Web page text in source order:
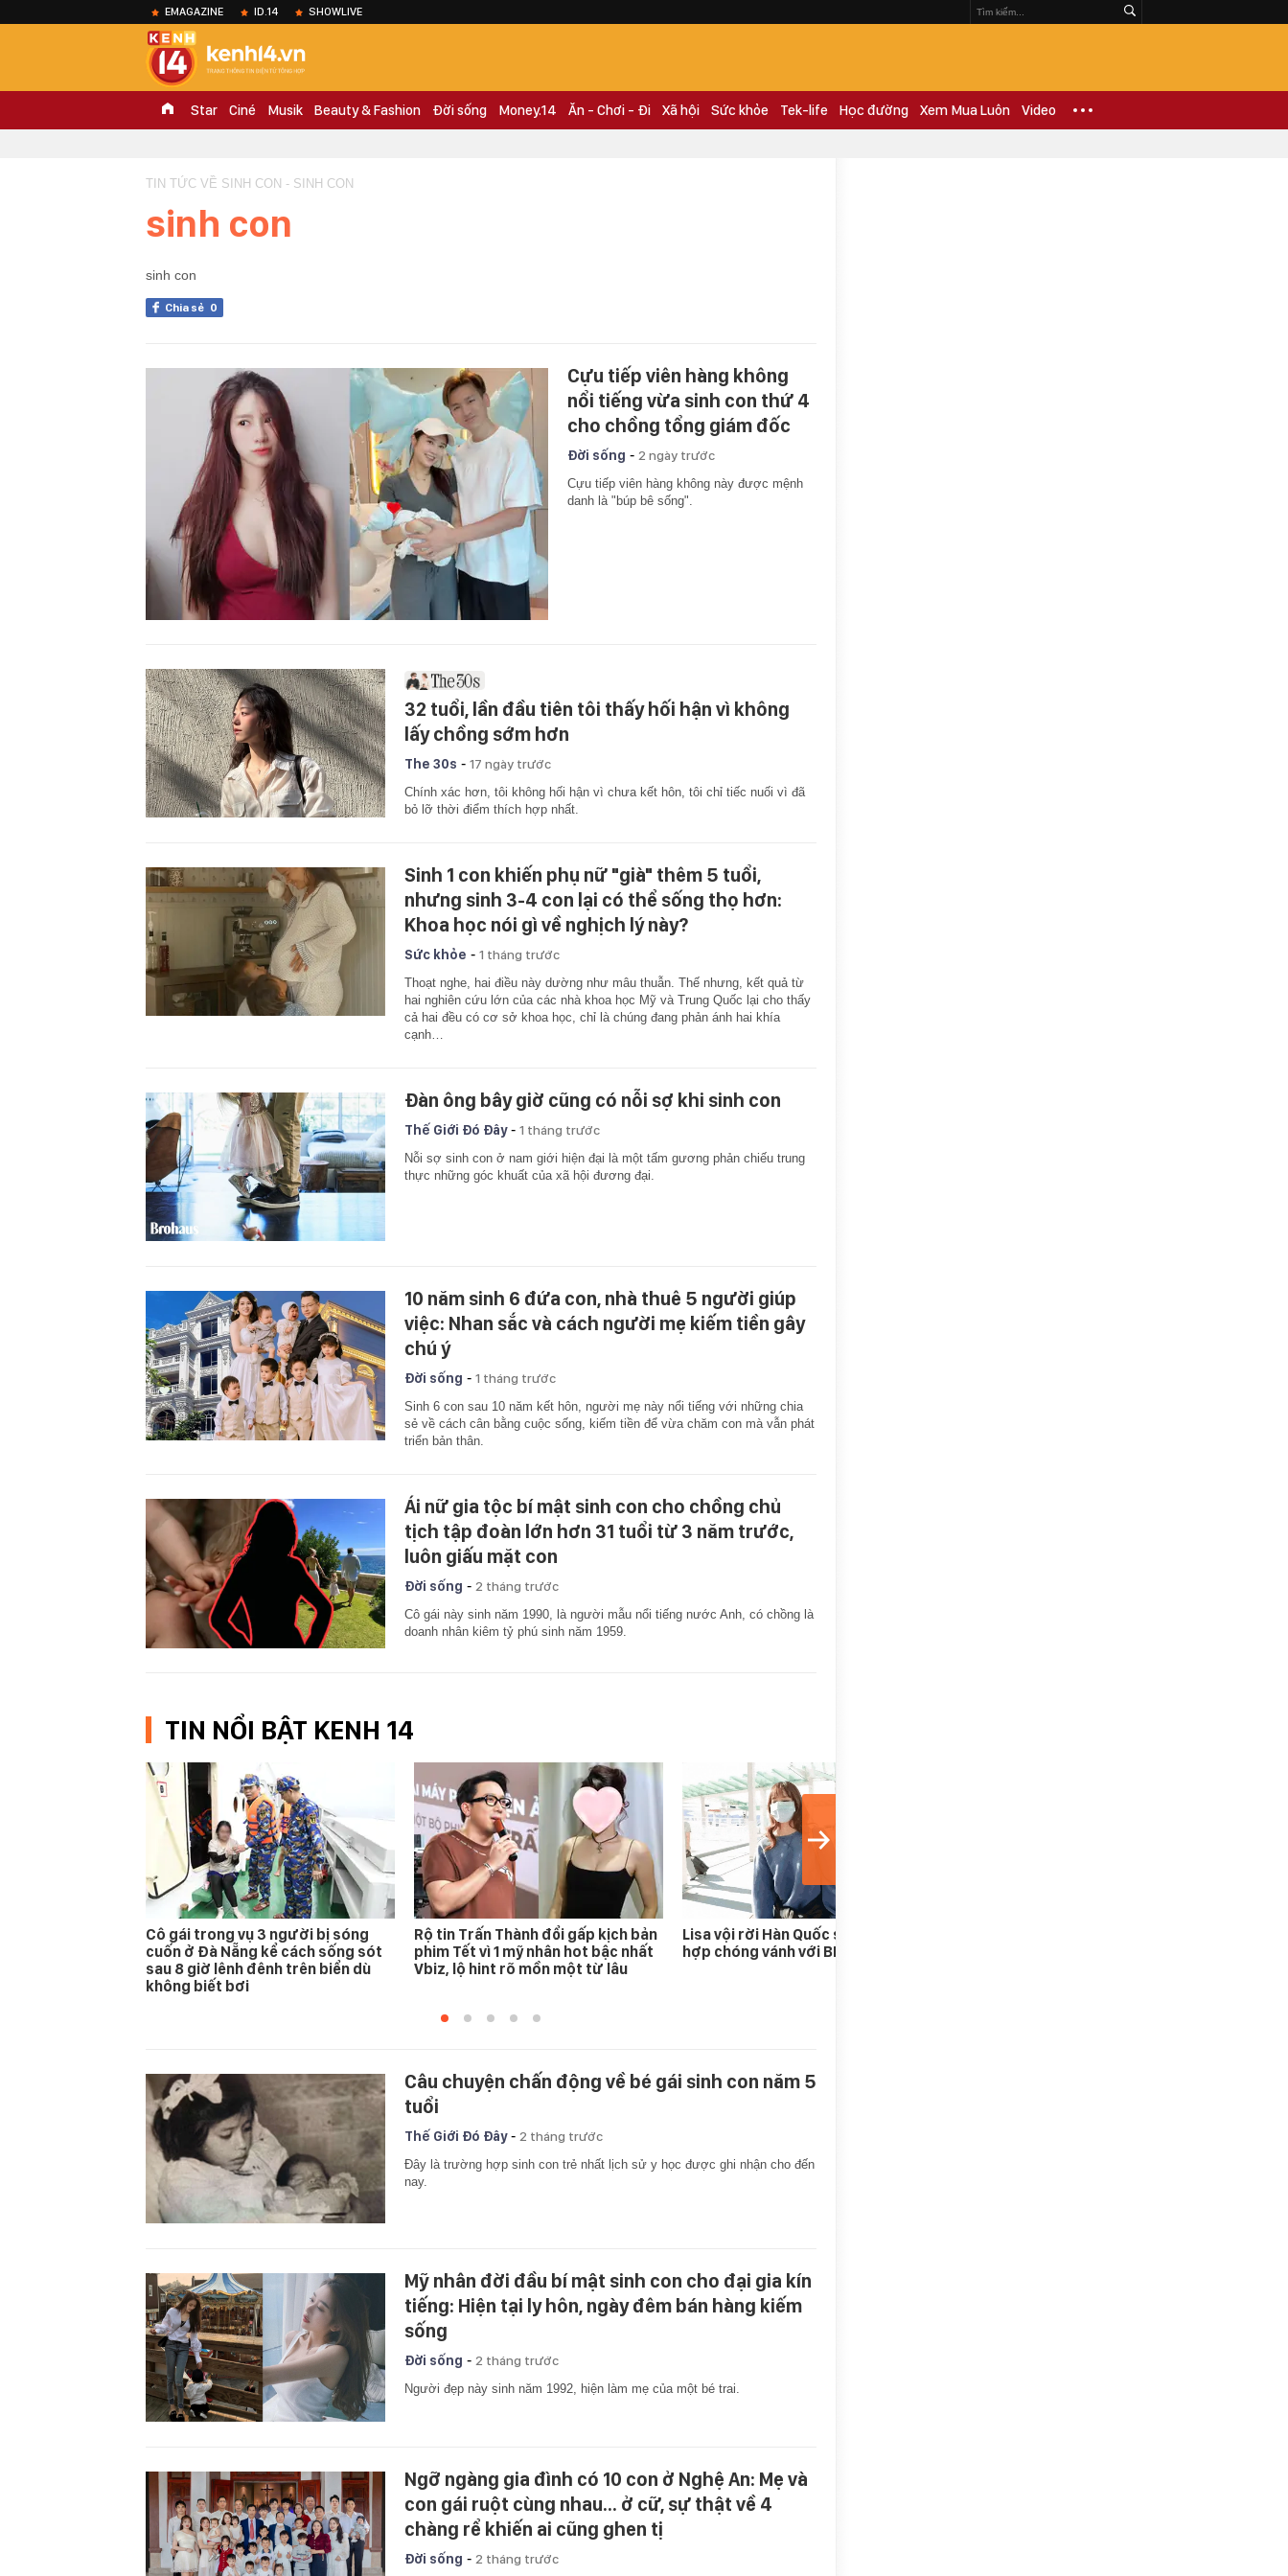
EMAGAZINE ID.14 SHOWLIVE
Star Ciné Musik Beauty & Fashion Đời sống Money.14 Ăn - Chơi - Đi Xã hội Sức khỏe Tek-life Học đường Xem Mua Luôn Video
TIN TỨC VỀ SINH CON - SINH CON
sinh con
sinh con
Chia sẻ 0
Cựu tiếp viên hàng không
nổi tiếng vừa sinh con thứ 4
cho chồng tổng giám đốc
Đời sống - 2 ngày trước
Cựu tiếp viên hàng không này được mệnh
danh là "búp bê sống".
32 tuổi, lần đầu tiên tôi thấy hối hận vì không
lấy chồng sớm hơn
The 30s - 17 ngày trước
Chính xác hơn, tôi không hối hận vì chưa kết hôn, tôi chỉ tiếc nuối vì đã
bỏ lỡ thời điểm thích hợp nhất.
Sinh 1 con khiến phụ nữ "già" thêm 5 tuổi,
nhưng sinh 3-4 con lại có thể sống thọ hơn:
Khoa học nói gì về nghịch lý này?
Sức khỏe - 1 tháng trước
Thoạt nghe, hai điều này dường như mâu thuẫn. Thế nhưng, kết quả từ
hai nghiên cứu lớn của các nhà khoa học Mỹ và Trung Quốc lại cho thấy
cả hai đều có cơ sở khoa học, chỉ là chúng đang phản ánh hai khía
cạnh…
Đàn ông bây giờ cũng có nỗi sợ khi sinh con
Thế Giới Đó Đây- 1 tháng trước
Nỗi sợ sinh con ở nam giới hiện đại là một tấm gương phản chiếu trung
thực những góc khuất của xã hội đương đại.
10 năm sinh 6 đứa con, nhà thuê 5 người giúp
việc: Nhan sắc và cách người mẹ kiếm tiền gây
chú ý
Đời sống - 1 tháng trước
Sinh 6 con sau 10 năm kết hôn, người mẹ này nổi tiếng với những chia
sẻ về cách cân bằng cuộc sống, kiếm tiền để vừa chăm con mà vẫn phát
triển bản thân.
Ái nữ gia tộc bí mật sinh con cho chồng chủ
tịch tập đoàn lớn hơn 31 tuổi từ 3 năm trước,
luôn giấu mặt con
Đời sống - 2 tháng trước
Cô gái này sinh năm 1990, là người mẫu nổi tiếng nước Anh, có chồng là
doanh nhân kiêm tỷ phú sinh năm 1959.
TIN NỔI BẬT KENH 14
Cô gái trong vụ 3 người bị sóng
cuốn ở Đà Nẵng kể cách sống sót
sau 8 giờ lênh đênh trên biển dù
không biết bơi
Rộ tin Trấn Thành đổi gấp kịch bản
phim Tết vì 1 mỹ nhân hot bậc nhất
Vbiz, lộ hint rõ mồn một từ lâu
Lisa vội rời Hàn Quốc sau màn tái
hợp chóng vánh với BLACKPINK
Câu chuyện chấn động về bé gái sinh con năm 5
tuổi
Thế Giới Đó Đây- 2 tháng trước
Đây là trường hợp sinh con trẻ nhất lịch sử y học được ghi nhận cho đến
nay.
Mỹ nhân đời đầu bí mật sinh con cho đại gia kín
tiếng: Hiện tại ly hôn, ngày đêm bán hàng kiếm
sống
Đời sống - 2 tháng trước
Người đẹp này sinh năm 1992, hiện làm mẹ của một bé trai.
Ngỡ ngàng gia đình có 10 con ở Nghệ An: Mẹ và
con gái ruột cùng nhau... ở cữ, sự thật về 4
chàng rể khiến ai cũng ghen tị
Đời sống - 2 tháng trước